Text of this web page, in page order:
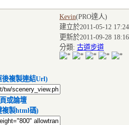
Kevin(PRO達人)
建立於2011-05-12
更新於2011-09-28
分類: 古道步道
後複製連結Url)
或論壇
複製html碼)